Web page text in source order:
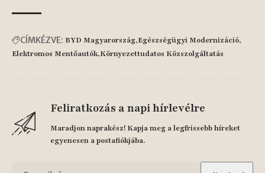
CÍMKÉZVE: BYD Magyarország Egészségügyi Modernizáció
Elektromos Mentőautók Környezettudatos Közszolgáltatás
Feliratkozás a napi hírlevélre
Maradjon naprakész! Kapja meg a legfrissebb híreket
egyenesen a postafiókjába.